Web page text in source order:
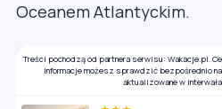
Oceanem Atlantyckim.
Treści pochodzą od partnera serwisu: Wakacje.pl.
informacje możesz sprawdzić bezpośrednio
aktualizowane w